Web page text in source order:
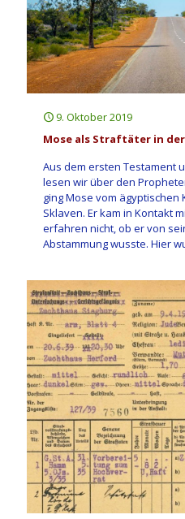
9. Oktober 2019
Mose als Straftäter in
Aus dem ersten Testament
lesen wir über den
ging Mose vom
Sklaven. Er kam in Kontakt
erfahren nicht, ob er von
Abstammung wusste. Hier